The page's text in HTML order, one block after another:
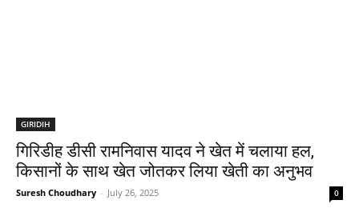
GIRIDIH
गिरिडीह डीसी रामनिवास यादव ने खेत में चलाया हल,
किसानों के साथ खेत जोतकर लिया खेती का अनुभव
Suresh Choudhary - July 26, 2025 0